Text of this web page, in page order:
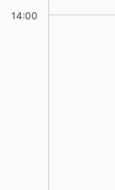
14:00